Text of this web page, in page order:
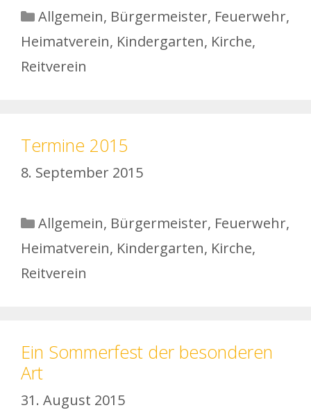
Kategorien
Allgemein, Bürgermeister, Feuerwehr,
Heimatverein, Kindergarten, Kirche,
Reitverein
Termine 2015
8. September 2015
Kategorien
Allgemein, Bürgermeister, Feuerwehr,
Heimatverein, Kindergarten, Kirche,
Reitverein
Ein Sommerfest der besonderen
Art
31. August 2015